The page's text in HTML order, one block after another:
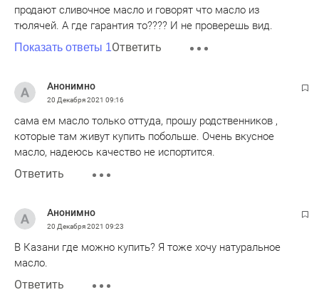
продают сливочное масло и говорят что масло из
тюлячей. А где гарантия то???? И не проверешь вид.
Показать ответы 1Ответить
Анонимно
20 Декабря 2021 09:16
сама ем масло только оттуда, прошу родственников ,
которые там живут купить побольше. Очень вкусное
масло, надеюсь качество не испортится.
Ответить
Анонимно
20 Декабря 2021 09:23
В Казани где можно купить? Я тоже хочу натуральное
масло.
Ответить